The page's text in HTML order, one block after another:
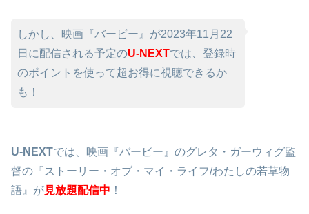
しかし、映画『バービー』が2023年11月22
日に配信される予定のU-NEXTでは、登録時
のポイントを使って超お得に視聴できるか
も！
U-NEXTでは、映画『バービー』のグレタ・ガーウィグ監
督の『ストーリー・オブ・マイ・ライフ/わたしの若草物
語』が見放題配信中 ！